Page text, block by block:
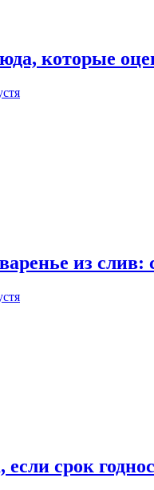
которые
из
срок